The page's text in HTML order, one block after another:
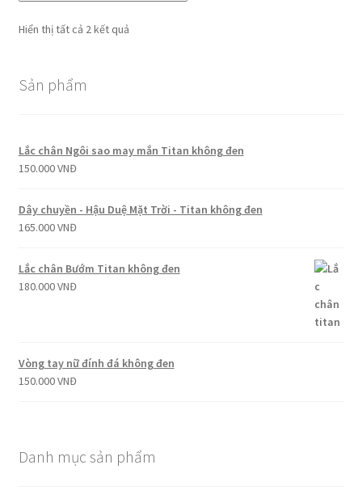
Hiển thị tất cả 2 kết quả
Sản phẩm
Lắc chân Ngôi sao may mắn Titan không đen
150.000VNĐ
Dây chuyền - Hậu Duệ Mặt Trời - Titan không đen
165.000VNĐ
Lắc chân Bướm Titan không đen
180.000VNĐ
Vòng tay nữ đính đá không đen
150.000VNĐ
Danh mục sản phẩm